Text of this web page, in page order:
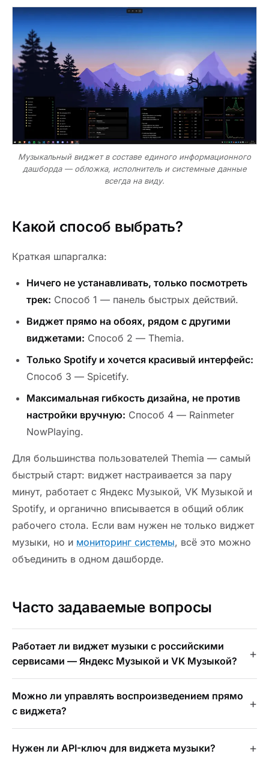
Музыкальный виджет в составе единого информационного
дашборда — обложка, исполнитель и системные данные
всегда на виду.
Какой способ выбрать?
Краткая шпаргалка:
Ничего не устанавливать, только посмотреть
трек: Способ 1 — панель быстрых действий.
Виджет прямо на обоях, рядом с другими
виджетами: Способ 2 — Themia.
Только Spotify и хочется красивый интерфейс:
Способ 3 — Spicetify.
Максимальная гибкость дизайна, не против
настройки вручную: Способ 4 — Rainmeter
NowPlaying.
Для большинства пользователей Themia — самый
быстрый старт: виджет настраивается за пару
минут, работает с Яндекс Музыкой, VK Музыкой и
Spotify, и органично вписывается в общий облик
рабочего стола. Если вам нужен не только виджет
музыки, но и мониторинг системы, всё это можно
объединить в одном дашборде.
Часто задаваемые вопросы
Работает ли виджет музыки с российскими
сервисами — Яндекс Музыкой и VK Музыкой?
Можно ли управлять воспроизведением прямо
с виджета?
Нужен ли API-ключ для виджета музыки?